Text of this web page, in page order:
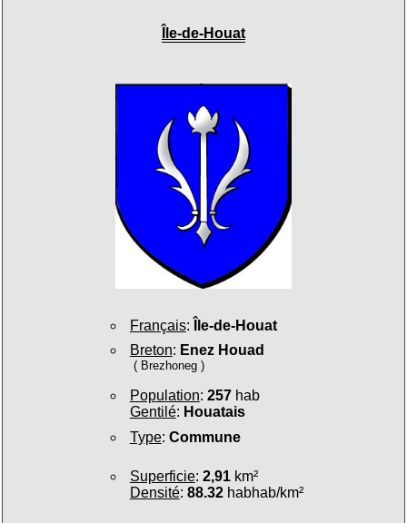
Île-de-Houat
Français:
Île-de-Houat
Breton: Enez Houad
( Brezhoneg )
Population: 257hab
Gentilé: Houatais
Type: Commune
Superficie: 2,91km²
Densité: 88.32habhab/km²